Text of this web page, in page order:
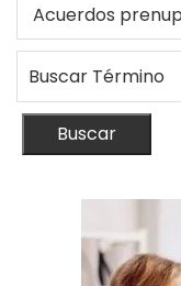
Buscar